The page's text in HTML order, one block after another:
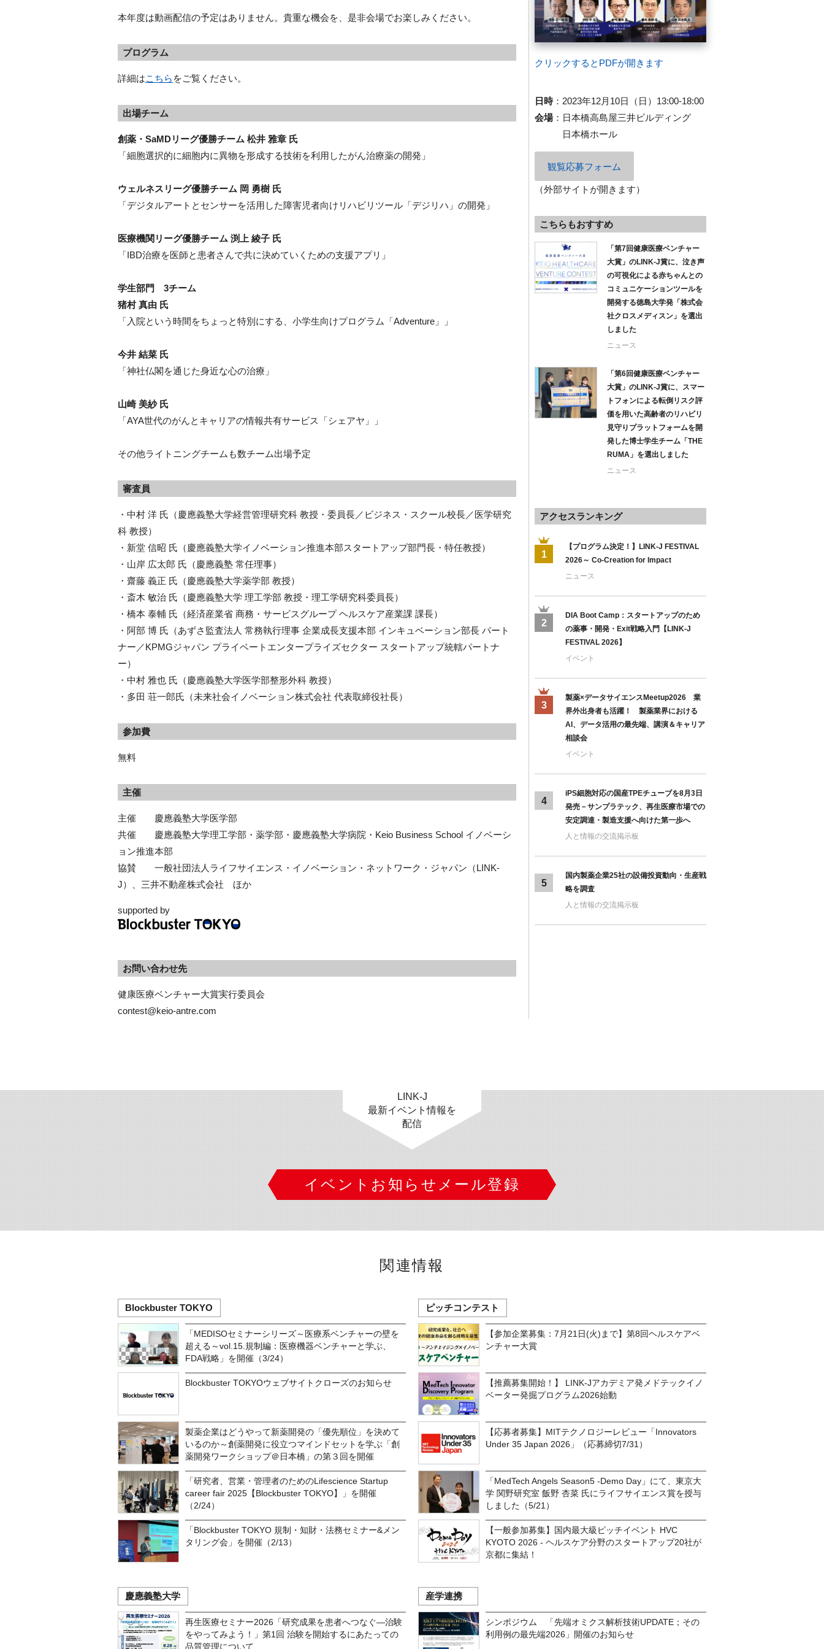
本年度は動画配信の予定はありません。貴重な機会を、是非会場でお楽しみください。
プログラム
詳細はこちら をご覧ください。
出場チーム
創薬・SaMDリーグ優勝チーム 松井 雅章 氏
「細胞選択的に細胞内に異物を形成する技術を利用したがん治療薬の開発」
ウェルネスリーグ優勝チーム 岡 勇樹 氏
「デジタルアートとセンサーを活用した障害児者向けリハビリツール「デジリハ」の開発」
医療機関リーグ優勝チーム 渕上 綾子 氏
「IBD治療を医師と患者さんで共に決めていくための支援アプリ」
学生部門 3チーム
猪村 真由 氏
「入院という時間をちょっと特別にする、小学生向けプログラム「Adventure」」
今井 結菜 氏
「神社仏閣を通じた身近な心の治療」
山崎 美紗 氏
「AYA世代のがんとキャリアの情報共有サービス「シェアヤ」」
その他ライトニングチームも数チーム出場予定
審査員
・中村 洋 氏（慶應義塾大学経営管理研究科 教授・委員長／ビジネス・スクール校長／医学研究
科 教授）
・新堂 信昭 氏（慶應義塾大学イノベーション推進本部スタートアップ部門長・特任教授）
・山岸 広太郎 氏（慶應義塾 常任理事）
・齋藤 義正 氏（慶應義塾大学薬学部 教授）
・斎木 敏治 氏（慶應義塾大学 理工学部 教授・理工学研究科委員長）
・橋本 泰輔 氏（経済産業省 商務・サービスグループ ヘルスケア産業課 課長）
・阿部 博 氏（あずさ監査法人 常務執行理事 企業成長支援本部 インキュベーション部長 パート
ナー／KPMGジャパン プライベートエンタープライズセクター スタートアップ統轄パートナ
ー）
・中村 雅也 氏（慶應義塾大学医学部整形外科 教授）
・多田 荘一郎氏（未来社会イノベーション株式会社 代表取締役社長）
参加費
無料
主催
主催 慶應義塾大学医学部
共催 慶應義塾大学理工学部・薬学部・慶應義塾大学病院・Keio Business School イノベーシ
ョン推進本部
協賛 一般社団法人ライフサイエンス・イノベーション・ネットワーク・ジャパン（LINK-
J）、三井不動産株式会社 ほか
supported by
お問い合わせ先
健康医療ベンチャー大賞実行委員会
contest@keio-antre.com
クリックするとPDFが開きます
日時： 2023年12月10日（日）13:00-18:00
会場： 日本橋高島屋三井ビルディング
日本橋ホール
観覧応募フォーム
（外部サイトが開きます）
こちらもおすすめ
「第7回健康医療ベンチャー
大賞」のLINK-J賞に、泣き声
の可視化による赤ちゃんとの
コミュニケーションツールを
開発する徳島大学発「株式会
社クロスメディスン」を選出
しました
ニュース
「第6回健康医療ベンチャー
大賞」のLINK-J賞に、スマー
トフォンによる転倒リスク評
価を用いた高齢者のリハビリ
見守りプラットフォームを開
発した博士学生チーム「THE
RUMA」を選出しました
ニュース
アクセスランキング
1
【プログラム決定！】LINK-J FESTIVAL
2026～ Co-Creation for Impact
ニュース
2
DIA Boot Camp：スタートアップのため
の薬事・開発・Exit戦略入門【LINK-J
FESTIVAL 2026】
イベント
3
製薬×データサイエンスMeetup2026 業
界外出身者も活躍！ 製薬業界における
AI、データ活用の最先端、講演＆キャリア
相談会
イベント
4
iPS細胞対応の国産TPEチューブを8月3日
発売－サンプラテック、再生医療市場での
安定調達・製造支援へ向けた第一歩へ
人と情報の交流掲示板
5
国内製薬企業25社の設備投資動向・生産戦
略を調査
人と情報の交流掲示板
LINK-J
最新イベント情報を
配信
イベントお知らせメール登録
関連情報
Blockbuster TOKYO
「MEDISOセミナーシリーズ～医療系ベンチャーの壁を
超える～vol.15.規制編：医療機器ベンチャーと学ぶ、
FDA戦略」を開催（3/24）
Blockbuster TOKYOウェブサイトクローズのお知らせ
製薬企業はどうやって新薬開発の「優先順位」を決めて
いるのか～創薬開発に役立つマインドセットを学ぶ「創
薬開発ワークショップ＠日本橋」の第３回を開催
「研究者、営業・管理者のためのLifescience Startup
career fair 2025【Blockbuster TOKYO】」を開催
（2/24）
「Blockbuster TOKYO 規制・知財・法務セミナー&メン
タリング会」を開催（2/13）
ピッチコンテスト
【参加企業募集：7月21日(火)まで】第8回ヘルスケアベ
ンチャー大賞
【推薦募集開始！】 LINK-Jアカデミア発メドテックイノ
ベーター発掘プログラム2026始動
【応募者募集】MITテクノロジーレビュー「Innovators
Under 35 Japan 2026」（応募締切7/31）
「MedTech Angels Season5 -Demo Day」にて、東京大
学 関野研究室 飯野 杏菜 氏にライフサイエンス賞を授与
しました（5/21）
【一般参加募集】国内最大級ピッチイベント HVC
KYOTO 2026 - ヘルスケア分野のスタートアップ20社が
京都に集結！
慶應義塾大学
再生医療セミナー2026「研究成果を患者へつなぐ―治験
をやってみよう！」第1回 治験を開始するにあたっての
品質管理について
産学連携
シンポジウム 「先端オミクス解析技術UPDATE；その
利用例の最先端2026」開催のお知らせ